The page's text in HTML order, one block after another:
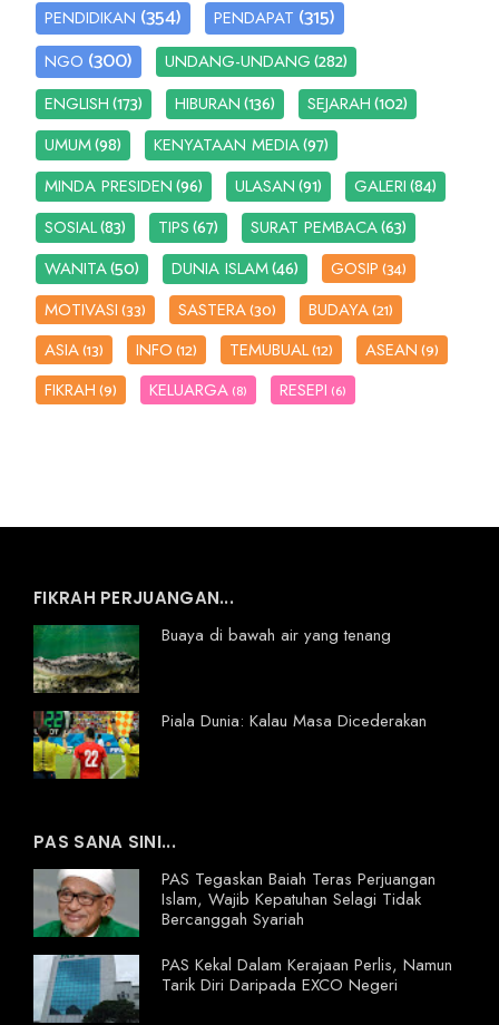
PENDIDIKAN (354) PENDAPAT (315)
NGO (300) UNDANG-UNDANG(282)
ENGLISH(173) HIBURAN(136) SEJARAH(102)
UMUM(98) KENYATAAN MEDIA(97)
MINDA PRESIDEN(96) ULASAN(91) GALERI(84)
SOSIAL(83) TIPS(67) SURAT PEMBACA(63)
WANITA(50) DUNIA ISLAM(46) GOSIP(34)
MOTIVASI(33) SASTERA(30) BUDAYA(21)
ASIA(13) INFO(12) TEMUBUAL(12) ASEAN(9)
FIKRAH(9) KELUARGA (8) RESEPI (6)
FIKRAH PERJUANGAN...
Buaya di bawah air yang tenang
Piala Dunia: Kalau Masa Dicederakan
PAS SANA SINI...
PAS Tegaskan Baiah Teras Perjuangan
Islam, Wajib Kepatuhan Selagi Tidak
Bercanggah Syariah
PAS Kekal Dalam Kerajaan Perlis, Namun
Tarik Diri Daripada EXCO Negeri